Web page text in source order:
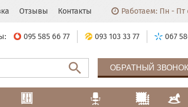
Отзывы Контакты Работаем: Пн - Пт
095 585 66 77 093 103 33 77 067
ОБРАТНЫЙ ЗВОНОК